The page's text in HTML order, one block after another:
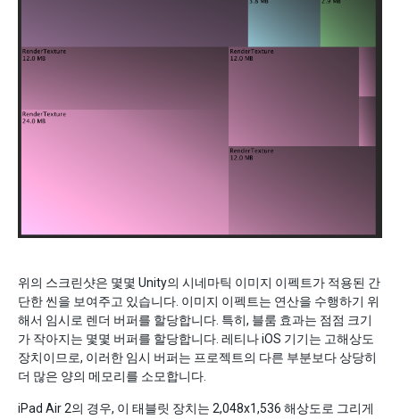
위의 스크린샷은 몇몇 Unity의 시네마틱 이미지 이펙트가 적용된 간
단한 씬을 보여주고 있습니다. 이미지 이펙트는 연산을 수행하기 위
해서 임시로 렌더 버퍼를 할당합니다. 특히, 블룸 효과는 점점 크기
가 작아지는 몇몇 버퍼를 할당합니다. 레티나 iOS 기기는 고해상도
장치이므로, 이러한 임시 버퍼는 프로젝트의 다른 부분보다 상당히
더 많은 양의 메모리를 소모합니다.
iPad Air 2의 경우, 이 태블릿 장치는 2,048x1,536 해상도로 그리게